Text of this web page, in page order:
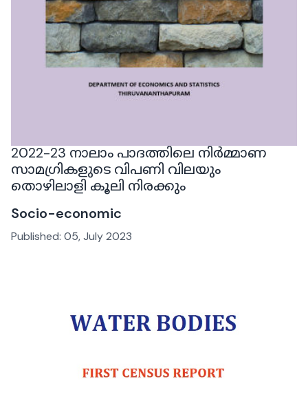
2022-23 നാലാം പാദത്തിലെ നിർമ്മാണ
സാമഗ്രികളുടെ വിപണി വിലയും
തൊഴിലാളി കൂലി നിരക്കും
Socio-economic
Published: 05, July 2023